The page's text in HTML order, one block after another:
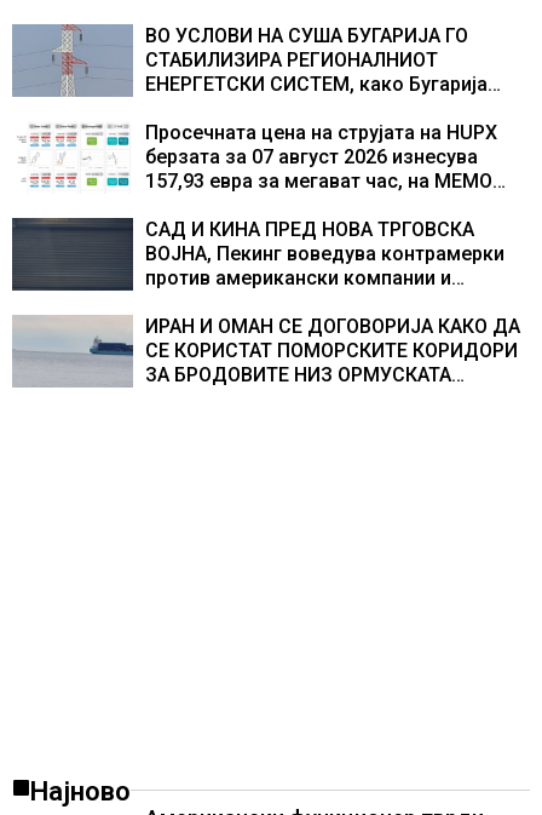
центри за податоци
ВО УСЛОВИ НА СУША БУГАРИЈА ГО
СТАБИЛИЗИРА РЕГИОНАЛНИОТ
ЕНЕРГЕТСКИ СИСТЕМ, како Бугарија
складирање на енергија од батерии
Просечната цена на струјата на HUPX
берзата за 07 август 2026 изнесува
157,93 евра за мегават час, на МЕМО
САД И КИНА ПРЕД НОВА ТРГОВСКА
ВОЈНА, Пекинг воведува контрамерки
против американски компании и
ИРАН И ОМАН СЕ ДОГОВОРИЈА КАКО ДА
СЕ КОРИСТАТ ПОМОРСКИТЕ КОРИДОРИ
ЗА БРОДОВИТЕ НИЗ ОРМУСКАТА
Најново